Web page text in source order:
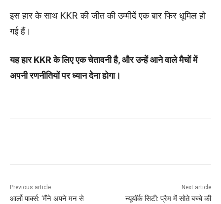
इस हार के साथ KKR की जीत की उम्मीदें एक बार फिर धूमिल हो
गई हैं।
यह हार KKR के लिए एक चेतावनी है, और उन्हें आने वाले मैचों में
अपनी रणनीतियों पर ध्यान देना होगा।
Previous article
आर्लो पार्क्स: ‘मैंने अपने मन से
Next article
न्यूयॉर्क सिटी: प्रैम में सोते बच्चे की